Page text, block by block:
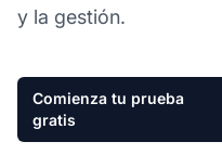
y la gestión.
Comienza tu prueba
gratis